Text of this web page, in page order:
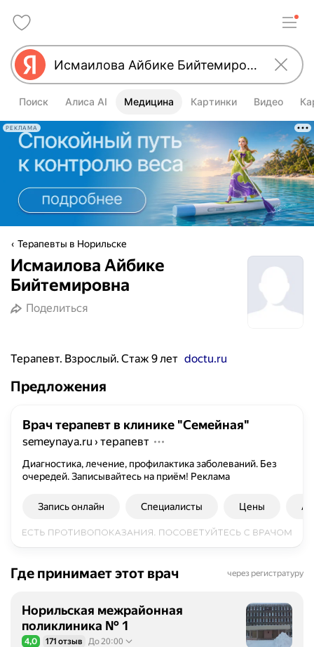
Поиск Алиса AI Медицина Картинки Видео
РЕКЛАМА
Терапевты в Норильске
Исмаилова Айбике
Бийтемировна
Поделиться
Терапевт. Взрослый. Стаж 9 лет doctu.ru
Предложения
Врач терапевт в клинике "Семейная"
semeynaya.ru › терапевт
Диагностика, лечение, профилактика заболеваний. Без
очередей. Записывайтесь на приём! Реклама
Запись онлайн Специалисты Цены
Где принимает этот врач через регистратуру
Норильская межрайонная
поликлиника № 1
4,0 171 отзыв До 20:00